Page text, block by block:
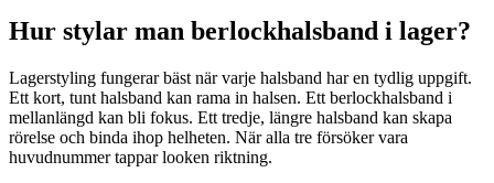
Hur stylar man berlockhalsband i lager?
Lagerstyling fungerar bäst när varje halsband har en tydlig uppgift.
Ett kort, tunt halsband kan rama in halsen. Ett berlockhalsband i
mellanlängd kan bli fokus. Ett tredje, längre halsband kan skapa
rörelse och binda ihop helheten. När alla tre försöker vara
huvudnummer tappar looken riktning.